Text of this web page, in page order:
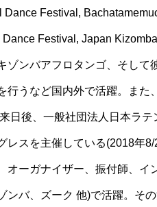
Dance Festival,
Dance Festival, Japan
ゾンバアフロタンゴ、そして
行うなど国内外で活躍。また
日後、一般社団法人日本ラ
レスを主催している(2018年
オーガナイザー、振付師、
ンバ、ズーク 他)で活躍。そ